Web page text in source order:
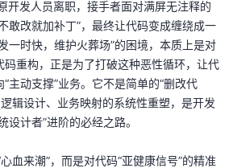
开发人员离职，接手者面对满屏无注释的
敢改就加补丁”，最终让代码变成缠绕成一
一时快，维护火葬场”的困境，本质上是对
码重构，正是为了打破这种恶性循环，让代
“主动支撑”业务。它不是简单的“删改代
辑设计、业务映射的系统性重塑，是开发
设计者”进阶的必经之路。
血来潮”，而是对代码“亚健康信号”的精准